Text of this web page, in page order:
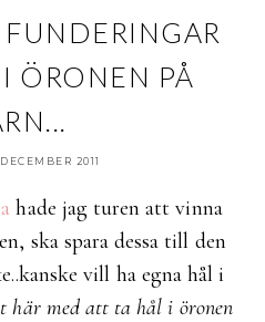
ÖRONEN PÅ
2011
hade jag turen att vinna
ska spara dessa till den
vill ha egna hål i
här med att ta hål i öronen